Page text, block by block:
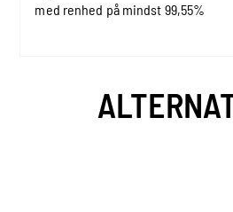
med renhed på mindst 99,55%